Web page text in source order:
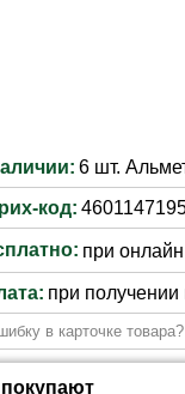
6 шт.
код:
при
при
в карточке товара?